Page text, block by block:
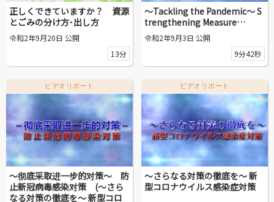
正しくできていますか？ 資源
とごみの分け方･出し方
令和2年9月20日 公開
13分
～Tackling the Pandemic～ S
trengthening Measure…
令和2年9月3日 公開
9分42秒
ビデオリポート
～彻底采取进一步的对策～ 防
止新冠病毒感染对策 (〜さら
なる対策の徹底を〜 新型コロ
ビデオリポート
〜さらなる対策の徹底を〜 新
型コロナウイルス感染症対策